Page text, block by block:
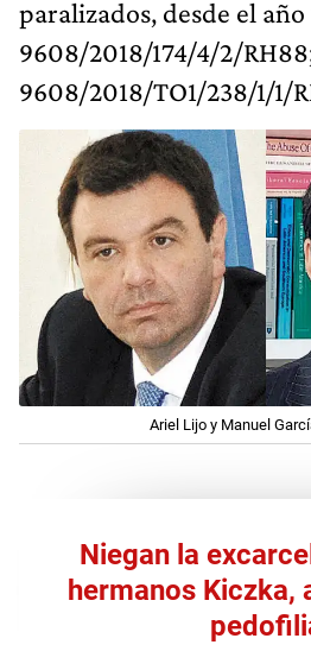
paralizados, desde el año
9608/2018/174/4/2/
9608/2018/TO1/238/1/1/
Ariel Lijo y Manuel
Niegan la
hermanos Kiczka,